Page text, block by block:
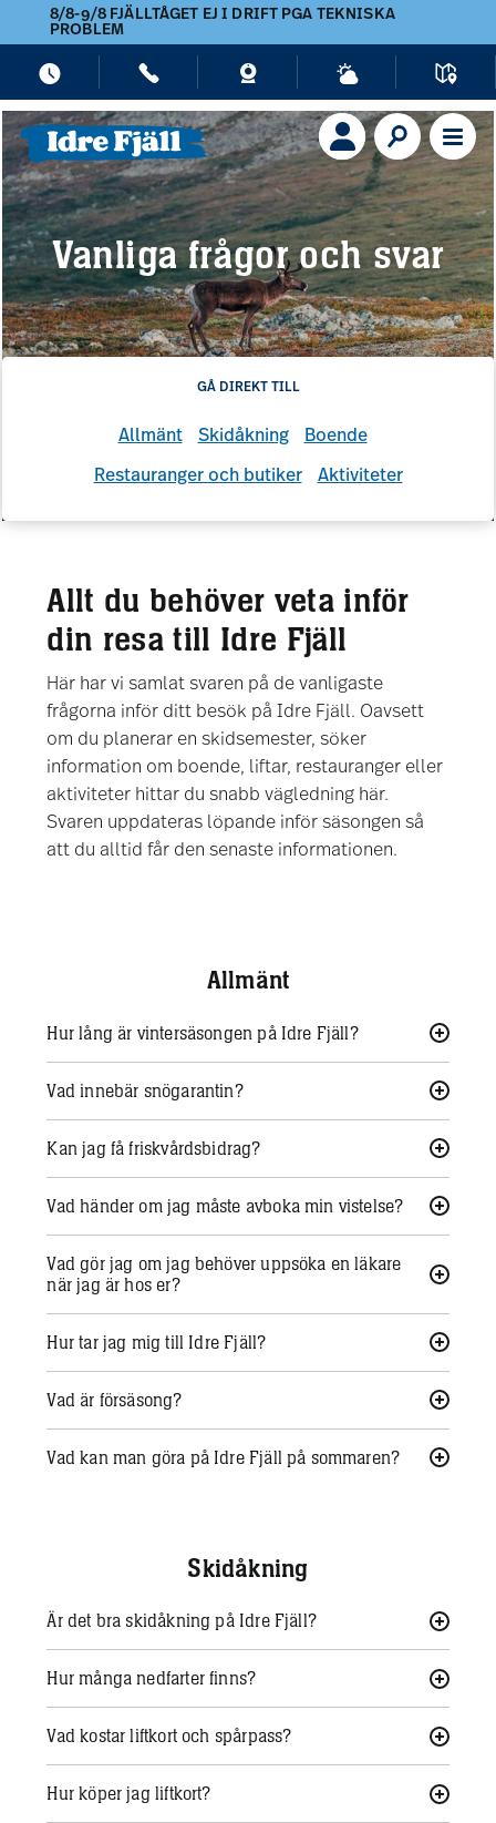
8/8-9/8 FJÄLLTÅGET EJ I DRIFT PGA TEKNISKA
PROBLEM
Vanliga frågor och svar
GÅ DIREKT TILL
Allmänt Skidåkning Boende
Restauranger och butiker Aktiviteter
Allt du behöver veta inför
din resa till Idre Fjäll
Här har vi samlat svaren på de vanligaste
frågorna inför ditt besök på Idre Fjäll. Oavsett
om du planerar en skidsemester, söker
information om boende, liftar, restauranger eller
aktiviteter hittar du snabb vägledning här.
Svaren uppdateras löpande inför säsongen så
att du alltid får den senaste informationen.
Allmänt
Hur lång är vintersäsongen på Idre Fjäll?
Vad innebär snögarantin?
Kan jag få friskvårdsbidrag?
Vad händer om jag måste avboka min vistelse?
Vad gör jag om jag behöver uppsöka en läkare
när jag är hos er?
Hur tar jag mig till Idre Fjäll?
Vad är försäsong?
Vad kan man göra på Idre Fjäll på sommaren?
Skidåkning
Är det bra skidåkning på Idre Fjäll?
Hur många nedfarter finns?
Vad kostar liftkort och spårpass?
Hur köper jag liftkort?